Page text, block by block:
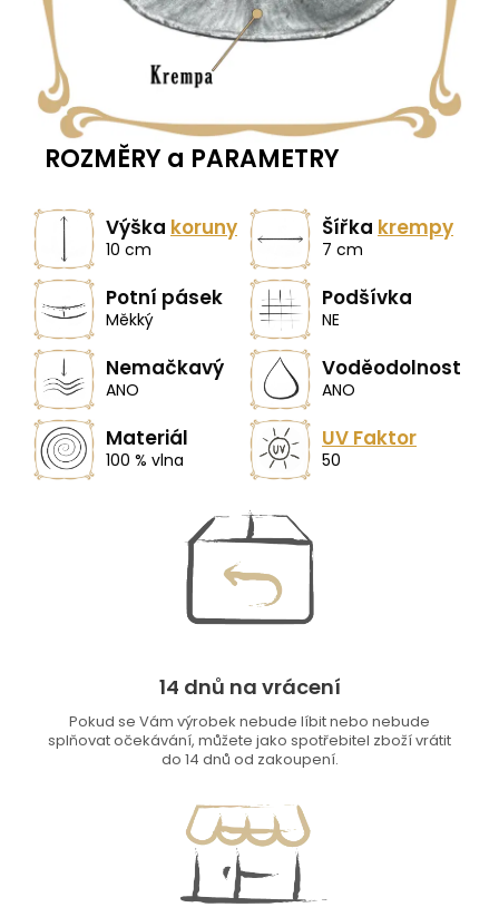
ROZMĚRY a PARAMETRY
Výška koruny
10 cm
Šířka krempy
7 cm
Potní pásek
Měkký
Podšívka
NE
Nemačkavý
ANO
Voděodolnost
ANO
Materiál
100 % vlna
UV Faktor
50
14 dnů na vrácení
Pokud se Vám výrobek nebude líbit nebo nebude
splňovat očekávání, můžete jako spotřebitel zboží vrátit
do 14 dnů od zakoupení.